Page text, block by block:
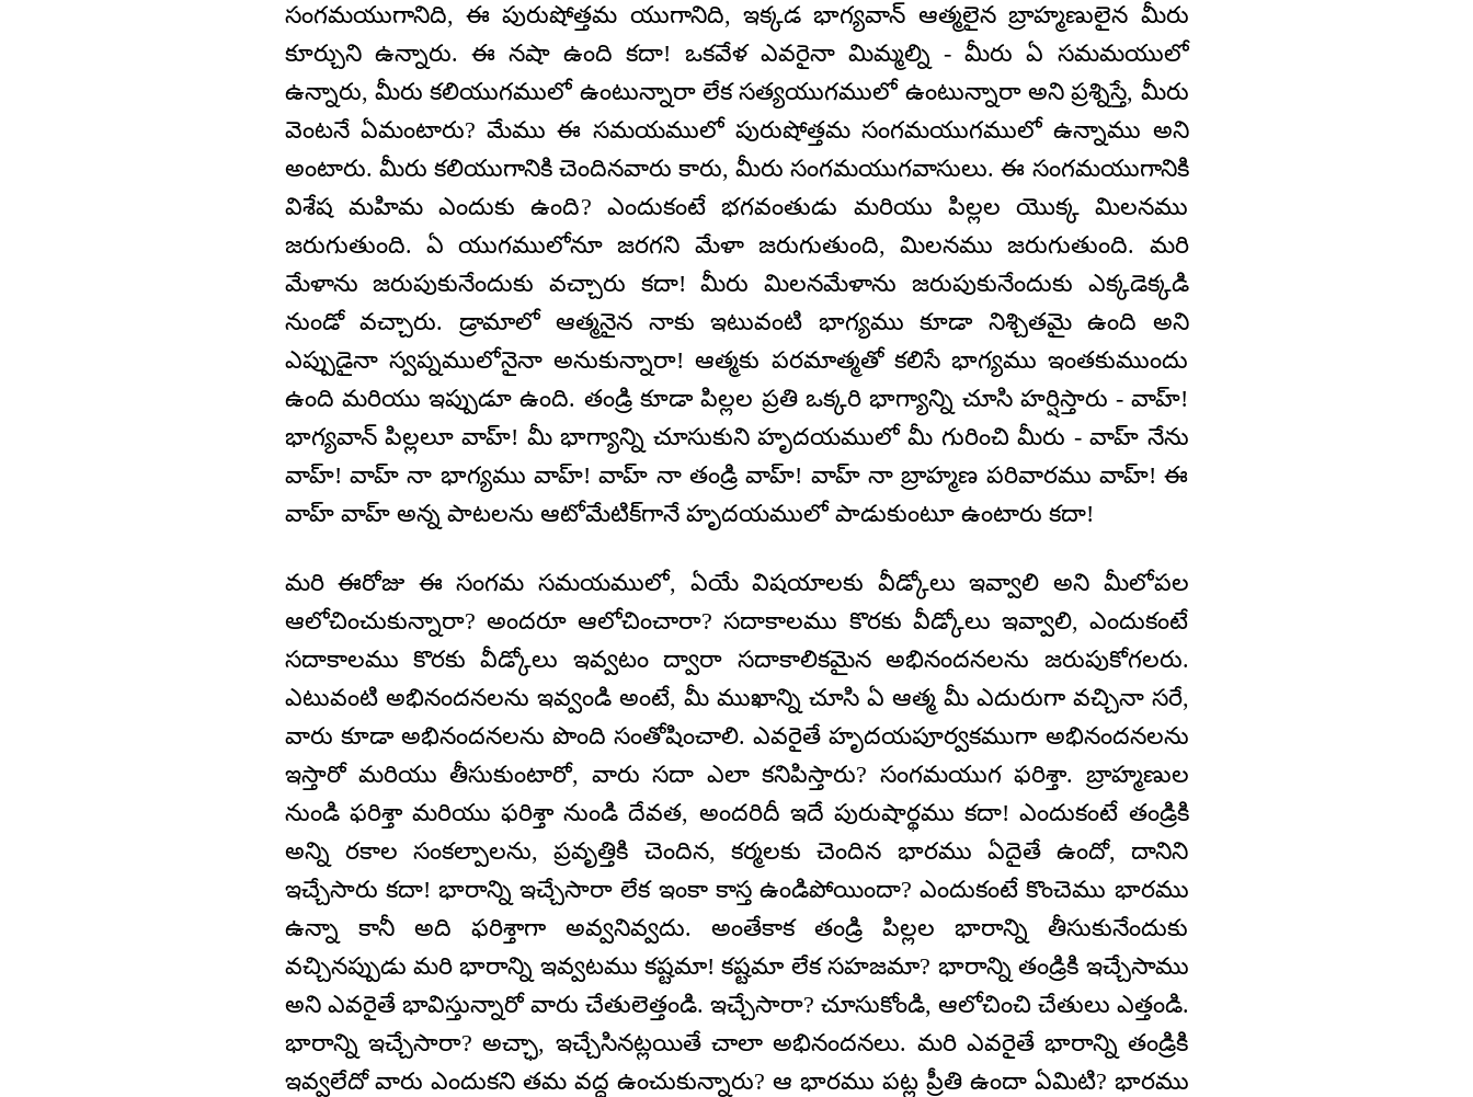
సంగమయుగానిది, ఈ పురుషోత్తమ యుగానిది, ఇక్కడ భాగ్యవాన్ ఆత్మలైన బ్రాహ్మణులైన మీరు
కూర్చుని ఉన్నారు. ఈ నషా ఉంది కదా! ఒకవేళ ఎవరైనా మిమ్మల్ని - మీరు ఏ సమమయులో
ఉన్నారు, మీరు కలియుగములో ఉంటున్నారా లేక సత్యయుగములో ఉంటున్నారా అని ప్రశ్నిస్తే, మీరు
వెంటనే ఏమంటారు? మేము ఈ సమయములో పురుషోత్తమ సంగమయుగములో ఉన్నాము అని
అంటారు. మీరు కలియుగానికి చెందినవారు కారు, మీరు సంగమయుగవాసులు. ఈ సంగమయుగానికి
విశేష మహిమ ఎందుకు ఉంది? ఎందుకంటే భగవంతుడు మరియు పిల్లల యొక్క మిలనము
జరుగుతుంది. ఏ యుగములోనూ జరగని మేళా జరుగుతుంది, మిలనము జరుగుతుంది. మరి
మేళాను జరుపుకునేందుకు వచ్చారు కదా! మీరు మిలనమేళాను జరుపుకునేందుకు ఎక్కడెక్కడి
నుండో వచ్చారు. డ్రామాలో ఆత్మనైన నాకు ఇటువంటి భాగ్యము కూడా నిశ్చితమై ఉంది అని
ఎప్పుడైనా స్వప్నములోనైనా అనుకున్నారా! ఆత్మకు పరమాత్మతో కలిసే భాగ్యము ఇంతకుముందు
ఉంది మరియు ఇప్పుడూ ఉంది. తండ్రి కూడా పిల్లల ప్రతి ఒక్కరి భాగ్యాన్ని చూసి హర్షిస్తారు - వాహ్!
భాగ్యవాన్ పిల్లలూ వాహ్! మీ భాగ్యాన్ని చూసుకుని హృదయములో మీ గురించి మీరు - వాహ్ నేను
వాహ్! వాహ్ నా భాగ్యము వాహ్! వాహ్ నా తండ్రి వాహ్! వాహ్ నా బ్రాహ్మణ పరివారము వాహ్! ఈ
వాహ్ వాహ్ అన్న పాటలను ఆటోమేటిక్‌గానే హృదయములో పాడుకుంటూ ఉంటారు కదా!
మరి ఈరోజు ఈ సంగమ సమయములో, ఏయే విషయాలకు వీడ్కోలు ఇవ్వాలి అని మీలోపల
ఆలోచించుకున్నారా? అందరూ ఆలోచించారా? సదాకాలము కొరకు వీడ్కోలు ఇవ్వాలి, ఎందుకంటే
సదాకాలము కొరకు వీడ్కోలు ఇవ్వటం ద్వారా సదాకాలికమైన అభినందనలను జరుపుకోగలరు.
ఎటువంటి అభినందనలను ఇవ్వండి అంటే, మీ ముఖాన్ని చూసి ఏ ఆత్మ మీ ఎదురుగా వచ్చినా సరే,
వారు కూడా అభినందనలను పొంది సంతోషించాలి. ఎవరైతే హృదయపూర్వకముగా అభినందనలను
ఇస్తారో మరియు తీసుకుంటారో, వారు సదా ఎలా కనిపిస్తారు? సంగమయుగ ఫరిశ్తా. బ్రాహ్మణుల
నుండి ఫరిశ్తా మరియు ఫరిశ్తా నుండి దేవత, అందరిదీ ఇదే పురుషార్థము కదా! ఎందుకంటే తండ్రికి
అన్ని రకాల సంకల్పాలను, ప్రవృత్తికి చెందిన, కర్మలకు చెందిన భారము ఏదైతే ఉందో, దానిని
ఇచ్చేసారు కదా! భారాన్ని ఇచ్చేసారా లేక ఇంకా కాస్త ఉండిపోయిందా? ఎందుకంటే కొంచెము భారము
ఉన్నా కానీ అది ఫరిశ్తాగా అవ్వనివ్వదు. అంతేకాక తండ్రి పిల్లల భారాన్ని తీసుకునేందుకు
వచ్చినప్పుడు మరి భారాన్ని ఇవ్వటము కష్టమా! కష్టమా లేక సహజమా? భారాన్ని తండ్రికి ఇచ్చేసాము
అని ఎవరైతే భావిస్తున్నారో వారు చేతులెత్తండి. ఇచ్చేసారా? చూసుకోండి, ఆలోచించి చేతులు ఎత్తండి.
భారాన్ని ఇచ్చేసారా? అచ్ఛా, ఇచ్చేసినట్లయితే చాలా అభినందనలు. మరి ఎవరైతే భారాన్ని తండ్రికి
ఇవ్వలేదో వారు ఎందుకని తమ వద్ద ఉంచుకున్నారు? ఆ భారము పట్ల ప్రీతి ఉందా ఏమిటి? భారము